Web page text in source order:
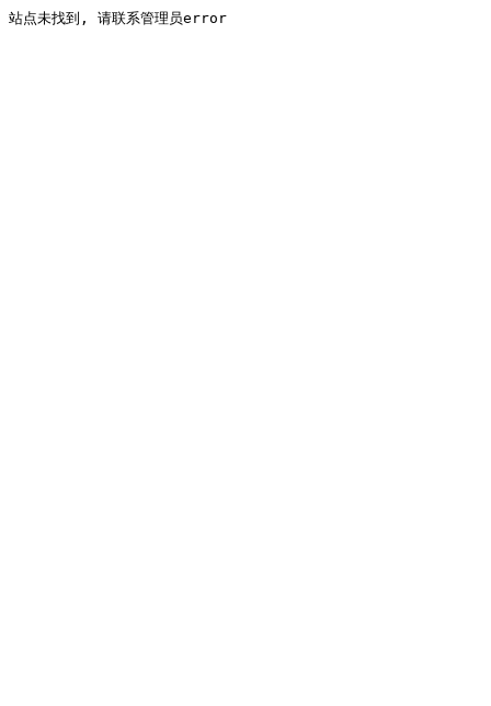
站点未找到, 请联系管理员error